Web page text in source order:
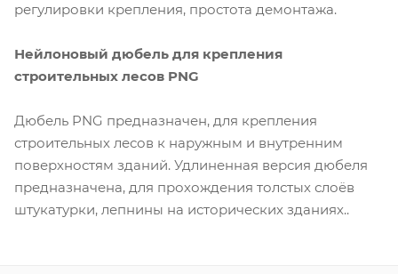
регулировки крепления, простота демонтажа.
Нейлоновый дюбель для крепления
строительных лесов PNG
Дюбель PNG предназначен, для крепления
строительных лесов к наружным и внутренним
поверхностям зданий. Удлиненная версия дюбеля
предназначена, для прохождения толстых слоёв
штукатурки, лепнины на исторических зданиях..